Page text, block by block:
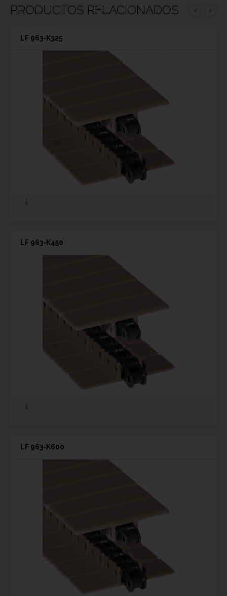
PRODUCTOS RELACIONADOS ‹ ›
LF 963-K325
LF 963-K450
LF 963-K600